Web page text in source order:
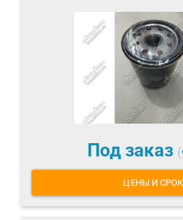
Под заказ (
ЦЕНЫ И